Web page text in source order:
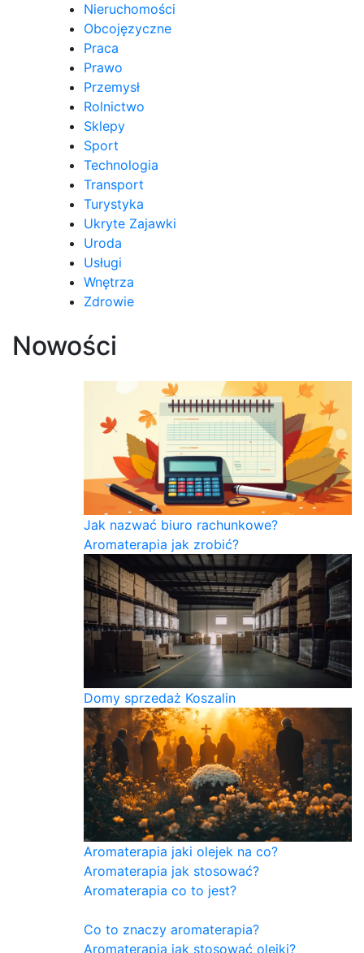
Nieruchomości
Obcojęzyczne
Praca
Prawo
Przemysł
Rolnictwo
Sklepy
Sport
Technologia
Transport
Turystyka
Ukryte Zajawki
Uroda
Usługi
Wnętrza
Zdrowie
Nowości
Jak nazwać biuro rachunkowe?
Aromaterapia jak zrobić?
Domy sprzedaż Koszalin
Aromaterapia jaki olejek na co?
Aromaterapia jak stosować?
Aromaterapia co to jest?
Co to znaczy aromaterapia?
Aromaterapia jak stosować olejki?